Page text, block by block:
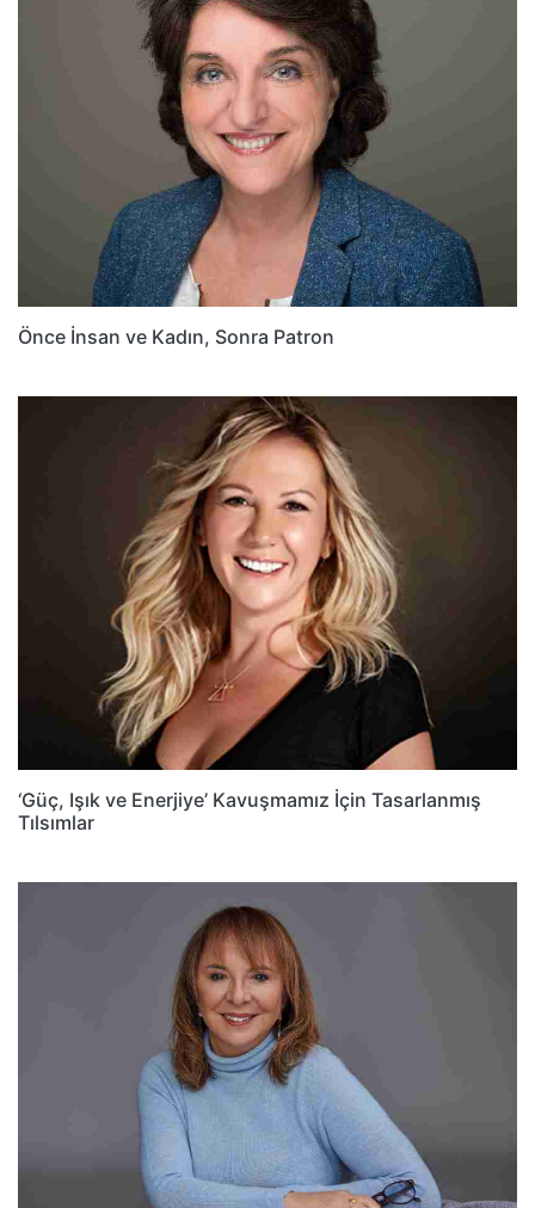
Önce İnsan ve Kadın, Sonra Patron
‘Güç, Işık ve Enerjiye’ Kavuşmamız İçin Tasarlanmış
Tılsımlar